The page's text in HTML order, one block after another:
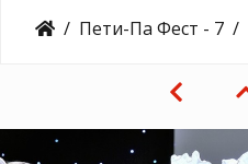
Пети-Па Фест - 7